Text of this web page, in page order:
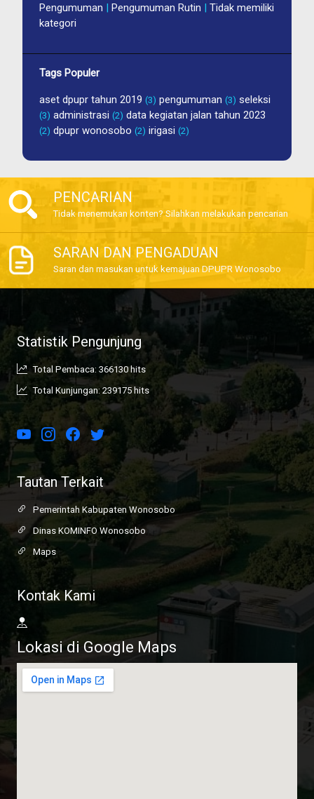
Pengumuman | Pengumuman Rutin | Tidak memiliki
kategori
Tags Populer
aset dpupr tahun 2019 (3) pengumuman (3) seleksi
(3) administrasi (2) data kegiatan jalan tahun 2023
(2) dpupr wonosobo (2) irigasi (2)
PENCARIAN
Tidak menemukan konten? Silahkan melakukan pencarian
SARAN DAN PENGADUAN
Saran dan masukan untuk kemajuan DPUPR Wonosobo
Statistik Pengunjung
Total Pembaca: 366130 hits
Total Kunjungan: 239175 hits
Tautan Terkait
Pemerintah Kabupaten Wonosobo
Dinas KOMINFO Wonosobo
Maps
Kontak Kami
Lokasi di Google Maps